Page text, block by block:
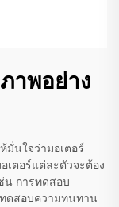
าพอย่าง
มั่นใจว่ามอเตอร์
ตอร์แต่ละตัวจะต้อง
น การทดสอบ
ดสอบความทนทาน